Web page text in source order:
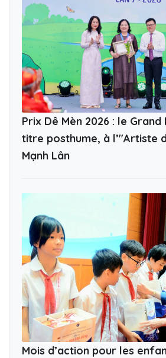
Prix Dê Mèn 2026 : le
titre posthume, à l’"Artiste
Mạnh Lân
Mois d’action pour les